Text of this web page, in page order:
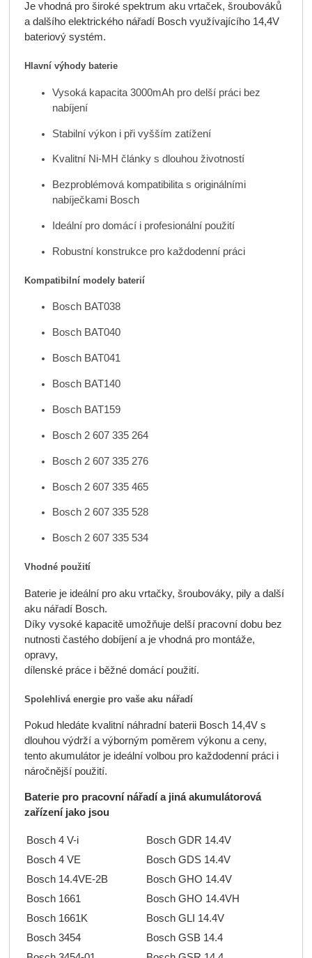
Je vhodná pro široké spektrum aku vrtaček, šroubováků
a dalšího elektrického nářadí Bosch využívajícího 14,4V
bateriový systém.
Hlavní výhody baterie
Vysoká kapacita 3000mAh pro delší práci bez
nabíjení
Stabilní výkon i při vyšším zatížení
Kvalitní Ni-MH články s dlouhou životností
Bezproblémová kompatibilita s originálními
nabíječkami Bosch
Ideální pro domácí i profesionální použití
Robustní konstrukce pro každodenní práci
Kompatibilní modely baterií
Bosch BAT038
Bosch BAT040
Bosch BAT041
Bosch BAT140
Bosch BAT159
Bosch 2 607 335 264
Bosch 2 607 335 276
Bosch 2 607 335 465
Bosch 2 607 335 528
Bosch 2 607 335 534
Vhodné použití
Baterie je ideální pro aku vrtačky, šroubováky, pily a další
aku nářadí Bosch.
Díky vysoké kapacitě umožňuje delší pracovní dobu bez
nutnosti častého dobíjení a je vhodná pro montáže,
opravy,
dílenské práce i běžné domácí použití.
Spolehlivá energie pro vaše aku nářadí
Pokud hledáte kvalitní náhradní baterii Bosch 14,4V s
dlouhou výdrží a výborným poměrem výkonu a ceny,
tento akumulátor je ideální volbou pro každodenní práci i
náročnější použití.
Baterie pro pracovní nářadí a jiná akumulátorová
zařízení jako jsou
Bosch 4 V-i
Bosch GDR 14.4V
Bosch 4 VE
Bosch GDS 14.4V
Bosch 14.4VE-2B
Bosch GHO 14.4V
Bosch 1661
Bosch GHO 14.4VH
Bosch 1661K
Bosch GLI 14.4V
Bosch 3454
Bosch GSB 14.4